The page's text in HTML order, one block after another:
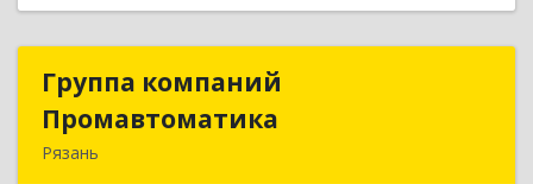
Группа компаний
Промавтоматика
Рязань
Группа компаний
Промавтоматика